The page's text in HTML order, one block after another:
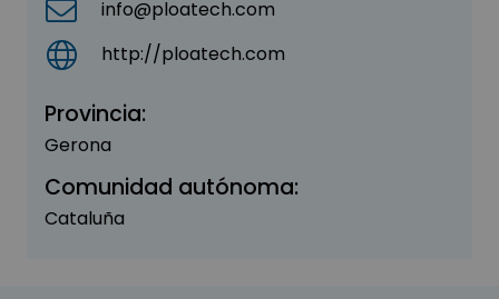
info@ploatech.com
http://ploatech.com
Provincia:
Gerona
Comunidad autónoma:
Cataluña